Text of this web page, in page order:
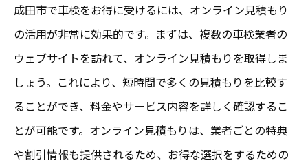
見積もり比較で浮き上がるコスト削減ポイ
ント
成田市内でのオフピーク利用のメリット
複数業者間のサービス内容の比較
オンラインと直接訪問での見積もりの違い
見積もり後の交渉術でさらにお得に
成田市で車検をお得に受けるには、オンライン見積もり
の活用が非常に効果的です。まずは、複数の車検業者の
ウェブサイトを訪れて、オンライン見積もりを取得しま
しょう。これにより、短時間で多くの見積もりを比較す
ることができ、料金やサービス内容を詳しく確認するこ
とが可能です。オンライン見積もりは、業者ごとの特典
や割引情報も提供されるため、お得な選択をするための